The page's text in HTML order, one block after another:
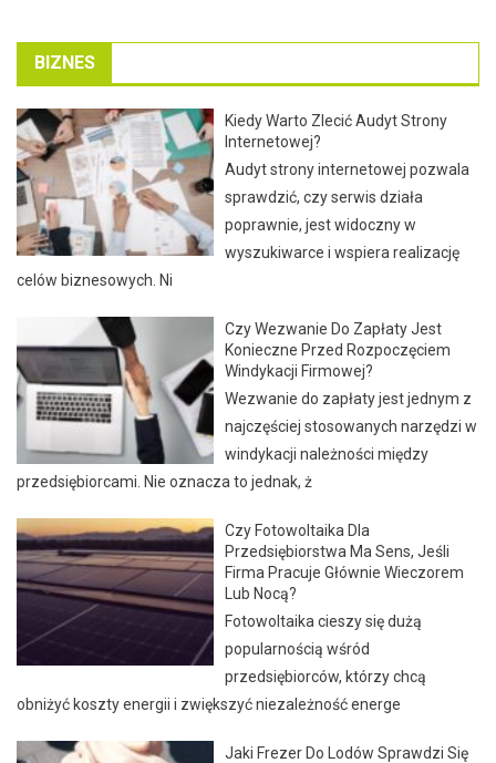
BIZNES
Kiedy Warto Zlecić Audyt Strony
Internetowej?
Audyt strony internetowej pozwala
sprawdzić, czy serwis działa
poprawnie, jest widoczny w
wyszukiwarce i wspiera realizację
celów biznesowych. Ni
Czy Wezwanie Do Zapłaty Jest
Konieczne Przed Rozpoczęciem
Windykacji Firmowej?
Wezwanie do zapłaty jest jednym z
najczęściej stosowanych narzędzi w
windykacji należności między
przedsiębiorcami. Nie oznacza to jednak, ż
Czy Fotowoltaika Dla
Przedsiębiorstwa Ma Sens, Jeśli
Firma Pracuje Głównie Wieczorem
Lub Nocą?
Fotowoltaika cieszy się dużą
popularnością wśród
przedsiębiorców, którzy chcą
obniżyć koszty energii i zwiększyć niezależność energe
Jaki Frezer Do Lodów Sprawdzi Się